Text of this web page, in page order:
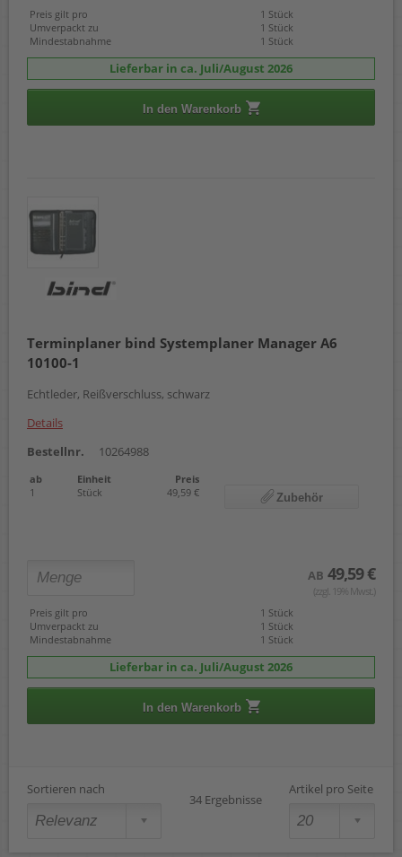
Preis gilt pro
1 Stück
Umverpackt zu
1 Stück
Mindestabnahme
1 Stück
Lieferbar in ca. Juli/August 2026
In den Warenkorb
Terminplaner bind Systemplaner Manager A6
10100-1
Echtleder, Reißverschluss, schwarz
Details
Bestellnr.
10264988
ab Einheit
Preis
1
Stück 49,59 € Zubehör
AB 49,59 €
(zzgl. 19% Mwst.)
Preis gilt pro
1 Stück
Umverpackt zu
1 Stück
Mindestabnahme
1 Stück
Lieferbar in ca. Juli/August 2026
In den Warenkorb
Sortieren nach
34 Ergebnisse
Artikel pro Seite